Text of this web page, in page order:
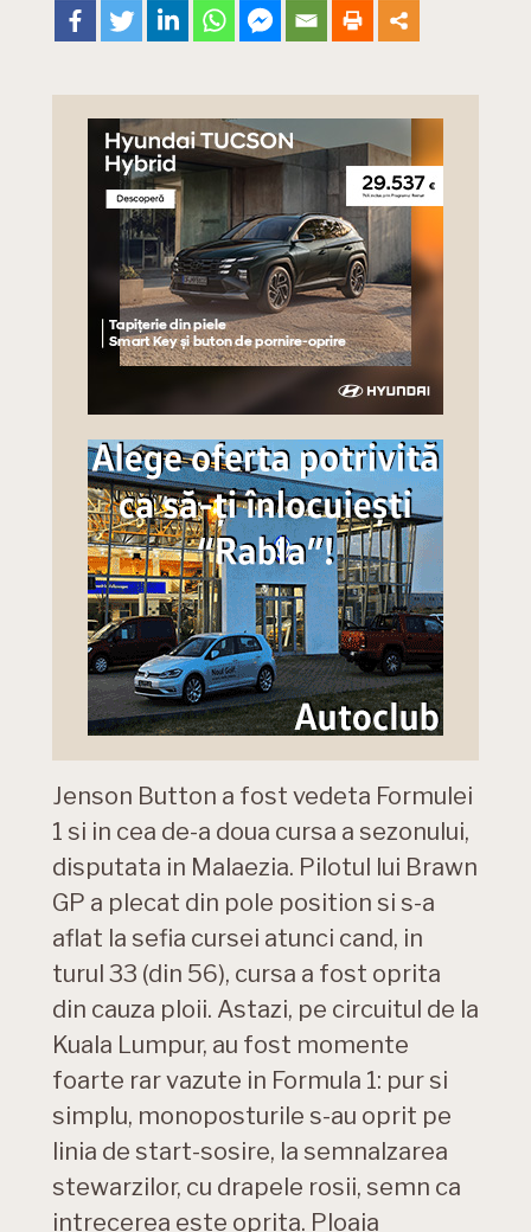
Jenson Button a fost vedeta Formulei
1 si in cea de-a doua cursa a sezonului,
disputata in Malaezia. Pilotul lui Brawn
GP a plecat din pole position si s-a
aflat la sefia cursei atunci cand, in
turul 33 (din 56), cursa a fost oprita
din cauza ploii. Astazi, pe circuitul de la
Kuala Lumpur, au fost momente
foarte rar vazute in Formula 1: pur si
simplu, monoposturile s-au oprit pe
linia de start-sosire, la semnalzarea
stewarzilor, cu drapele rosii, semn ca
intrecerea este oprita. Ploaia